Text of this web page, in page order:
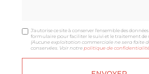
J'autorise ce site à conserver l'ensemble des
formulaire pour faciliter le suivi et le traitement de
(Aucune exploitation commerciale ne sera faite
conservées. Voir notrepolitique de